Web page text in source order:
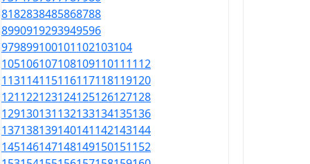
8182838485868788
8990919293949596
979899100101102103104
105106107108109110111112
113114115116117118119120
121122123124125126127128
129130131132133134135136
137138139140141142143144
145146147148149150151152